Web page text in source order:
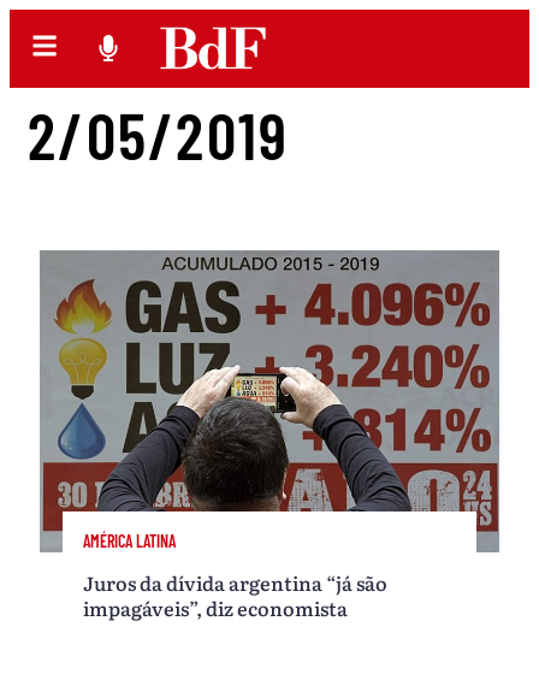
2/05/2019
AMÉRICA LATINA
Juros da dívida argentina “já são
impagáveis”, diz economista